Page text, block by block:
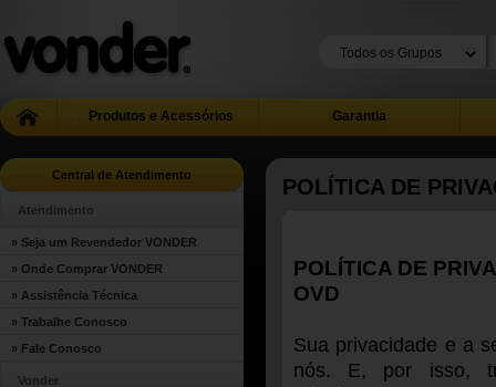
Produtos e Acessórios Garantia
Central de Atendimento
Atendimento
» Seja um Revendedor VONDER
» Onde Comprar VONDER
» Assistência Técnica
» Trabalhe Conosco
» Fale Conosco
Vonder
POLÍTICA DE
POLÍTICA DE
OVD
Sua privacidade e a
nós. E, por isso,